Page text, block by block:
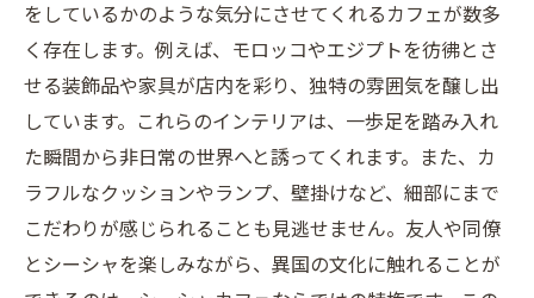
をしているかのような気分にさせてくれるカフェが数多
く存在します。例えば、モロッコやエジプトを彷彿とさ
せる装飾品や家具が店内を彩り、独特の雰囲気を醸し出
しています。これらのインテリアは、一歩足を踏み入れ
た瞬間から非日常の世界へと誘ってくれます。また、カ
ラフルなクッションやランプ、壁掛けなど、細部にまで
こだわりが感じられることも見逃せません。友人や同僚
とシーシャを楽しみながら、異国の文化に触れることが